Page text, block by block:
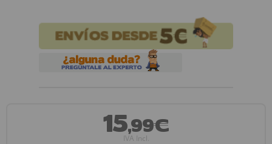
15,99€
IVA Incl.